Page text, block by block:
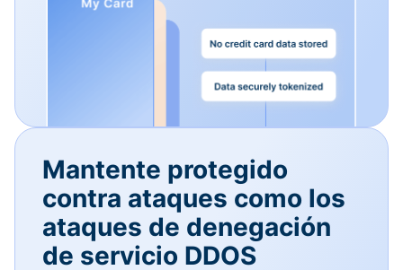
Mantente protegido
contra ataques como los
ataques de denegación
de servicio DDOS